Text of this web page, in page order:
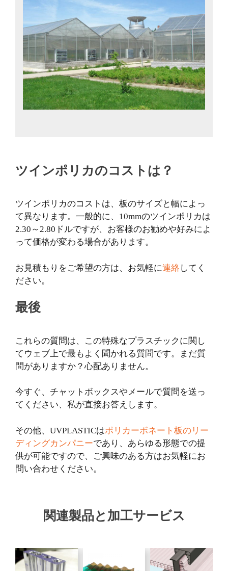
ツインポリカのコストは？
ツインポリカのコストは、板のサイズと幅によっ
て異なります。一般的に、10mmのツインポリカは
2.30～2.80ドルですが、お客様のお勧めや好みによ
って価格が変わる場合があります。
お見積もりをご希望の方は、お気軽に連絡 してく
ださい。
最後
これらの質問は、この特殊なプラスチックに関し
てウェブ上で最もよく聞かれる質問です。まだ質
問がありますか？心配ありません。
今すぐ、チャットボックスやメールで質問を送っ
てください、私が直接お答えします。
その他、UVPLASTICはポリカーボネート板のリー
ディングカンパニーであり、あらゆる形態での提
供が可能ですので、ご興味のある方はお気軽にお
問い合わせください。
関連製品と加工サービス